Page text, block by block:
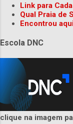
Link para
Qual Praia de
Encontrou
Escola DNC
clique na imagem